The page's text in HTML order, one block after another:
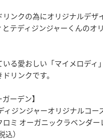
ンクの為にオリジナルデザ
とテディジンジャーくんのオ
いる愛おしい「マイメロディ
リンクです。
ーデン】
ジンジャーオリジナルコー
ロミ オーガニックラベンダ
込）